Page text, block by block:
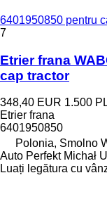
6401950850 pentru
7
Etrier frana
cap tractor
348,40 EUR 1.500
Etrier frana
6401950850
Polonia, Smolno
Auto Perfekt Michał
Luați legătura cu